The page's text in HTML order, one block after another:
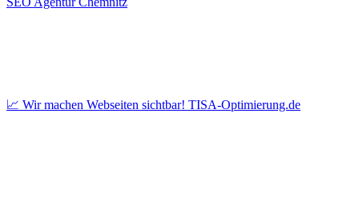
📈 Wir machen Webseiten sichtbar! TISA-Optimierung.de